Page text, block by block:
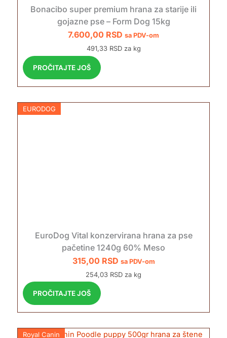
Bonacibo super premium hrana za starije ili
gojazne pse – Form Dog 15kg
7.600,00 RSD sa PDV-om
491,33 RSD za kg
PROČITAJTE JOŠ
EURODOG
EuroDog Vital konzervirana hrana za pse
pačetine 1240g 60% Meso
315,00 RSD sa PDV-om
254,03 RSD za kg
PROČITAJTE JOŠ
Royal Canin